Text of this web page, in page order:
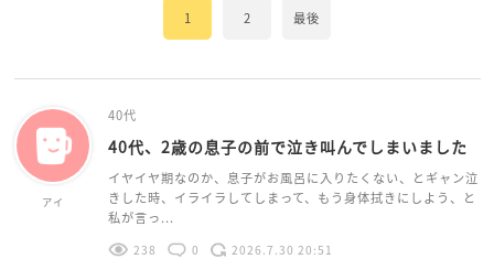
1 2 最後
アイ
40代
40代、2歳の息子の前で泣き叫んでしまいました
イヤイヤ期なのか、息子がお風呂に入りたくない、とギャン泣
きした時、イライラしてしまって、もう身体拭きにしよう、と
私が言っ...
238 0 2026.7.30 20:51